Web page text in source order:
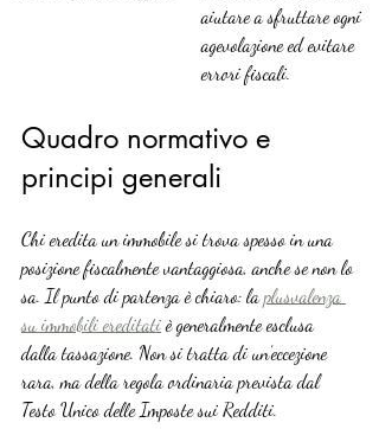
aiutare a sfruttare ogni
agevolazione ed evitare
errori fiscali.
Quadro normativo e
principi generali
Chi eredita un immobile si trova spesso in una
posizione fiscalmente vantaggiosa, anche se non lo
sa. Il punto di partenza è chiaro: la plusvalenza
su immobili ereditati è generalmente esclusa
dalla tassazione. Non si tratta di un’eccezione
rara, ma della regola ordinaria prevista dal
Testo Unico delle Imposte sui Redditi.